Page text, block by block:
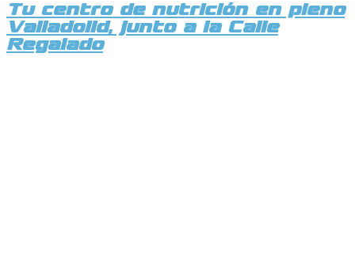
Tu centro de nutrición en pleno
Valladolid, junto a la Calle
Regalado